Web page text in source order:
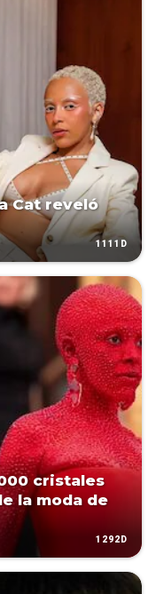
Cat reveló
1111D
cristales
la moda de
1292D